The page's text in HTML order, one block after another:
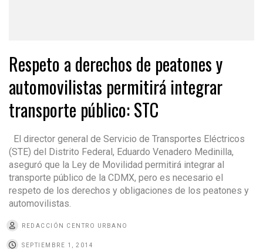
Respeto a derechos de peatones y
automovilistas permitirá integrar
transporte público: STC
El director general de Servicio de Transportes Eléctricos
(STE) del Distrito Federal, Eduardo Venadero Medinilla,
aseguró que la Ley de Movilidad permitirá integrar al
transporte público de la CDMX, pero es necesario el
respeto de los derechos y obligaciones de los peatones y
automovilistas.
REDACCIÓN CENTRO URBANO
SEPTIEMBRE 1, 2014